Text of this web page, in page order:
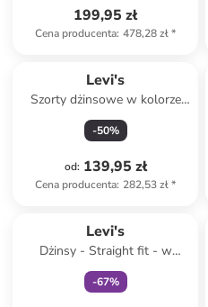
199,95 zł
Cena producenta: 478,28 zł*
Levi's
Szorty dżinsowe w kolorze
błękitnym
-50%
od: 139,95 zł
Cena producenta: 282,53 zł*
Levi's
Dżinsy - Straight fit - w
kolorze niebieskim
-67%